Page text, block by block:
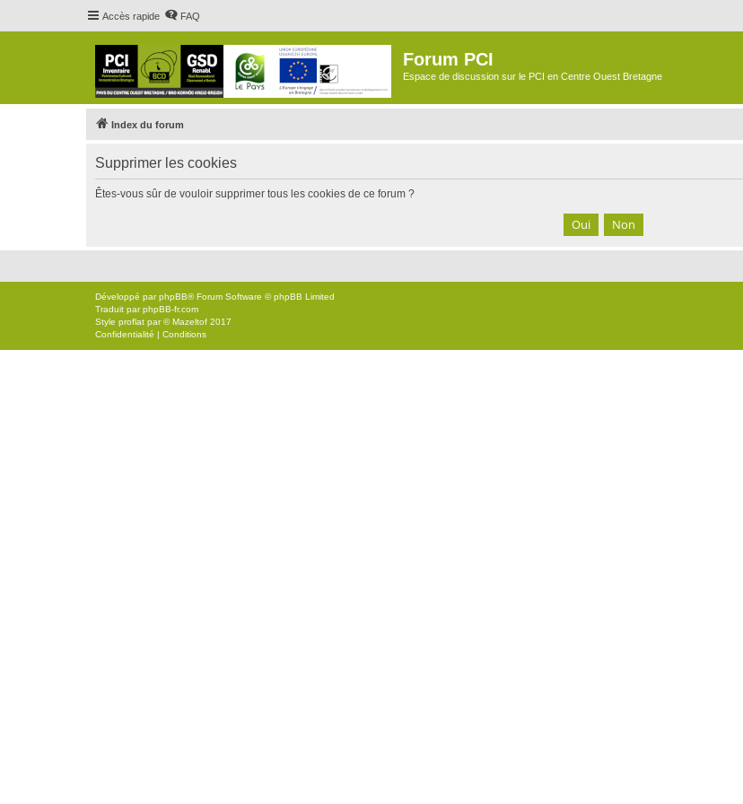
Accès rapide FAQ
Forum PCI
Espace de discussion sur le PCI en Centre Ouest Bretagne
Index du forum
Supprimer les cookies
Êtes-vous sûr de vouloir supprimer tous les cookies de ce forum ?
Développé parphpBB® Forum Software © phpBB Limited
Traduit parphpBB-fr.com
Style proflat par ©Mazeltof 2017
Confidentialité | Conditions